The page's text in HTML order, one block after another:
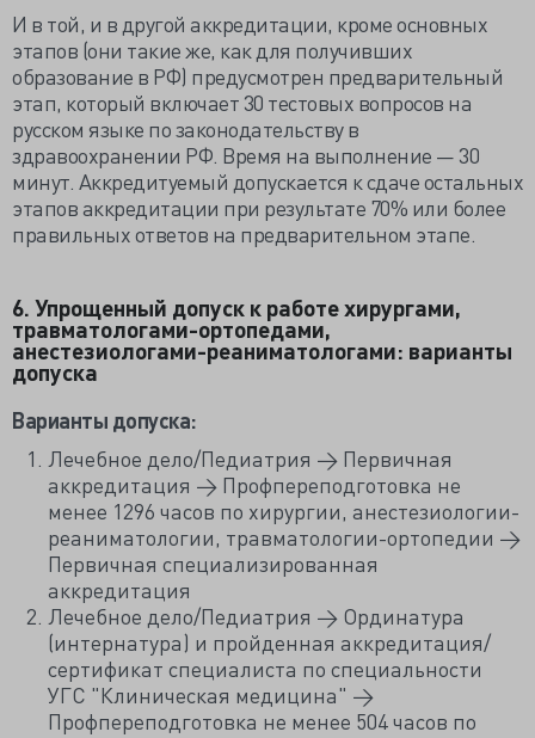
И в той, и в другой аккредитации, кроме основных
этапов (они такие же, как для получивших
образование в РФ) предусмотрен предварительный
этап, который включает 30 тестовых вопросов на
русском языке по законодательству в
здравоохранении РФ. Время на выполнение — 30
минут. Аккредитуемый допускается к сдаче остальных
этапов аккредитации при результате 70% или более
правильных ответов на предварительном этапе.
6. Упрощенный допуск к работе хирургами,
травматологами-ортопедами,
анестезиологами-реаниматологами: варианты
допуска
Варианты допуска:
Лечебное дело/Педиатрия → Первичная
аккредитация → Профпереподготовка не
менее 1296 часов по хирургии, анестезиологии-
реаниматологии, травматологии-ортопедии →
Первичная специализированная
аккредитация
Лечебное дело/Педиатрия → Ординатура
(интернатура) и пройденная аккредитация/
сертификат специалиста по специальности
УГС "Клиническая медицина" →
Профпереподготовка не менее 504 часов по